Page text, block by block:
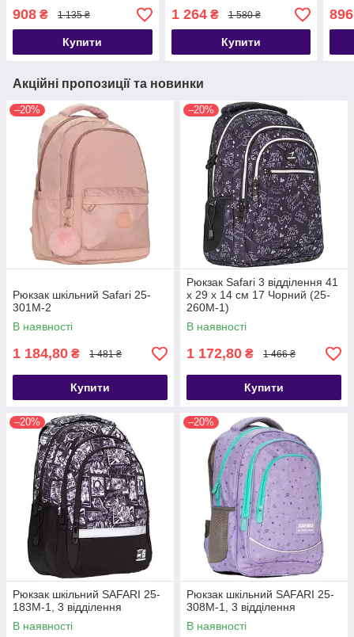
908 ₴ 1 135 ₴
Купити
1 264₴ 1 580 ₴
Купити
896
Акційні пропозиції та новинки
–20%
Рюкзак шкільний Safari 25-
301M-2
В наявності
1 184,80 ₴ 1 481 ₴
Купити
–20%
Рюкзак Safari 3 відділення 41
x 29 x 14 см 17 Чорний (25-
260M-1)
В наявності
1 172,80 ₴ 1 466 ₴
Купити
–20%
Рюкзак шкільний SAFARI 25-
183M-1, 3 відділення
В наявності
–20%
Рюкзак шкільний SAFARI 25-
308M-1, 3 відділення
В наявності